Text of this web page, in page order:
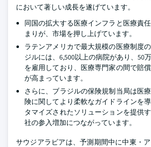
において著しい成長を遂げています。
同国の拡大する医療インフラと医療責
まりが、市場を押し上げています。
ラテンアメリカで最大規模の医療制度
ジルには、6,500以上の病院があり、50
を雇用しており、医療専門家の間で賠
が高まっています。
さらに、ブラジルの保険規制当局は医
険に関してより柔軟なガイドラインを
タマイズされたソリューションを提供
社の参入増加につながっています。
サウジアラビアは、予測期間中に中東・